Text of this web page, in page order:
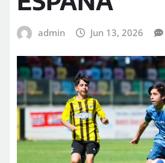
admin Jun 13, 2026